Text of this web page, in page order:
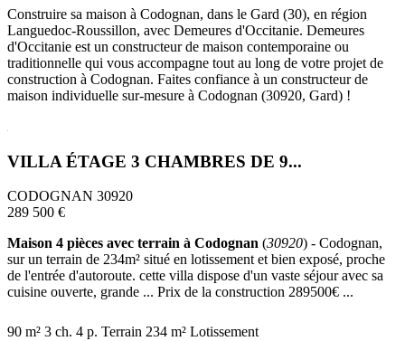
Construire sa maison à Codognan, dans le Gard (30), en région
Languedoc-Roussillon, avec Demeures d'Occitanie. Demeures
d'Occitanie est un constructeur de maison contemporaine ou
traditionnelle qui vous accompagne tout au long de votre projet de
construction à Codognan. Faites confiance à un constructeur de
maison individuelle sur-mesure à Codognan (30920, Gard) !
VILLA ÉTAGE 3 CHAMBRES DE 9...
CODOGNAN 30920
289 500 €
Maison 4 pièces avec terrain à Codognan (30920) - Codognan,
sur un terrain de 234m² situé en lotissement et bien exposé, proche
de l'entrée d'autoroute. cette villa dispose d'un vaste séjour avec sa
cuisine ouverte, grande ... Prix de la construction 289500€ ...
90 m² 3 ch. 4 p. Terrain 234 m² Lotissement